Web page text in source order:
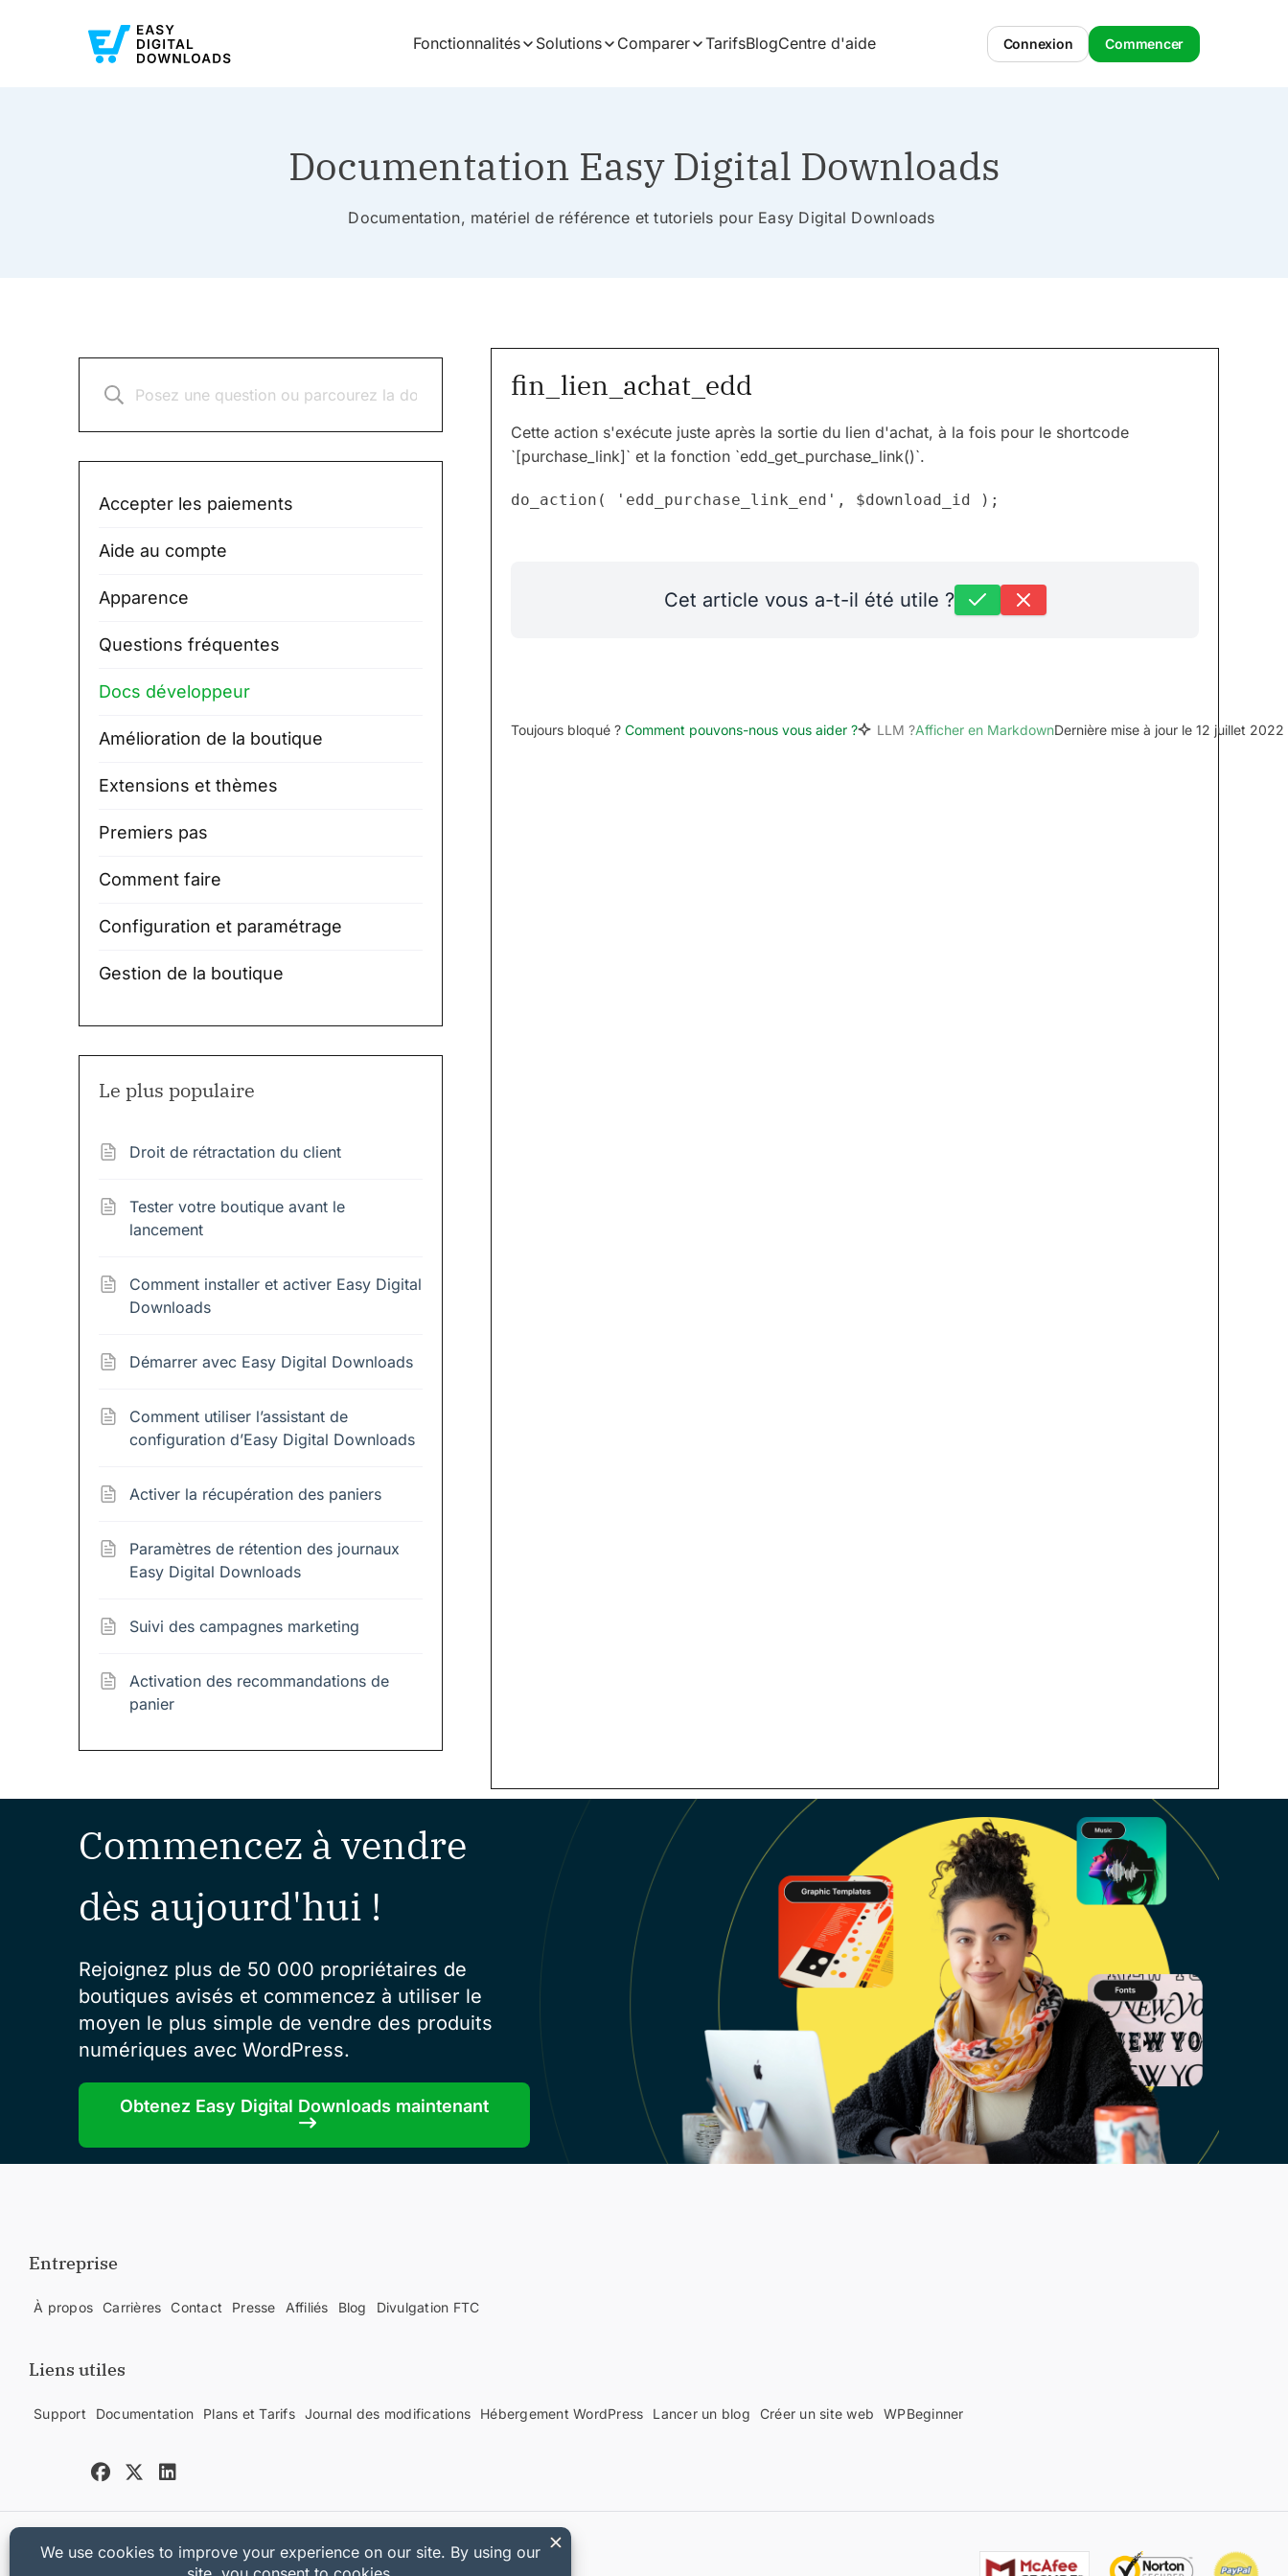
Fonctionnalités Solutions Comparer TarifsBlogCentre d'aide Connexion Commencer
Documentation Easy Digital Downloads
Documentation, matériel de référence et tutoriels pour Easy Digital Downloads
Accepter les paiements
Aide au compte
Apparence
Questions fréquentes
Docs développeur
Amélioration de la boutique
Extensions et thèmes
Premiers pas
Comment faire
Configuration et paramétrage
Gestion de la boutique
Le plus populaire
Droit de rétractation du client
Tester votre boutique avant le
lancement
Comment installer et activer Easy Digital
Downloads
Démarrer avec Easy Digital Downloads
Comment utiliser l’assistant de
configuration d’Easy Digital Downloads
Activer la récupération des paniers
Paramètres de rétention des journaux
Easy Digital Downloads
Suivi des campagnes marketing
Activation des recommandations de
panier
fin_lien_achat_edd
Cette action s'exécute juste après la sortie du lien d'achat, à la fois pour le shortcode
`[purchase_link]` et la fonction `edd_get_purchase_link()`.
Cet article vous a-t-il été utile ?
Toujours bloqué ? Comment pouvons-nous vous aider ? LLM ?Afficher en MarkdownDernière mise à jour le 12 juillet 2022
Commencez à vendre
dès aujourd'hui !
Rejoignez plus de 50 000 propriétaires de
boutiques avisés et commencez à utiliser le
moyen le plus simple de vendre des produits
numériques avec WordPress.
Obtenez Easy Digital Downloads maintenant
Entreprise
À propos Carrières Contact Presse Affiliés Blog Divulgation FTC
Liens utiles
Support Documentation Plans et Tarifs Journal des modifications Hébergement WordPress Lancer un blog Créer un site web WPBeginner
Conditions d'utilisation Plan du site Coupon Easy Digital Downloads